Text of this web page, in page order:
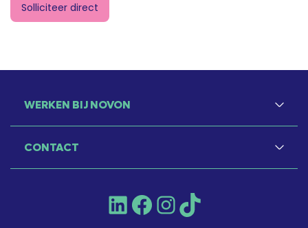
Solliciteer direct
WERKEN BIJ NOVON
CONTACT
LinkedInFacebookInstagram
TikTok